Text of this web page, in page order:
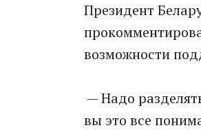
Президент
возможности
— Надо
вы это все